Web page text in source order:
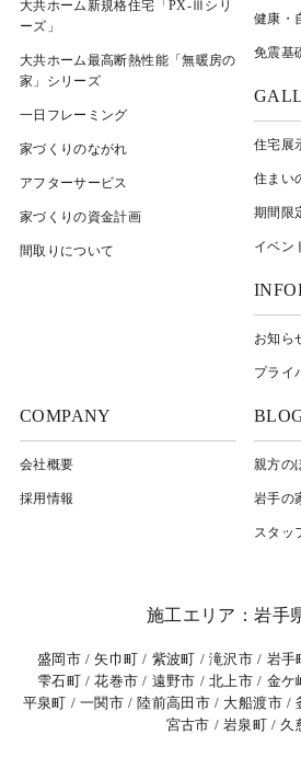
大共ホーム新規格住宅「PX-Ⅲシリ
ーズ」
大共ホーム最高断熱性能「無暖房の
家」シリーズ
一日フレーミング
家づくりのながれ
アフターサービス
家づくりの資金計画
間取りについて
健康・
免震基
住宅展
住まい
期間限
イベン
お知ら
プライ
COMPANY
会社概要
採用情報
親方の
岩⼿の
スタッ
施工エリア：岩手
盛岡市 矢巾町 紫波町 滝沢市 岩手
雫石町
花巻市 遠野市 北上市 金ケ
平泉町
一関市 陸前高田市 大船渡市
宮古市
岩泉町 久